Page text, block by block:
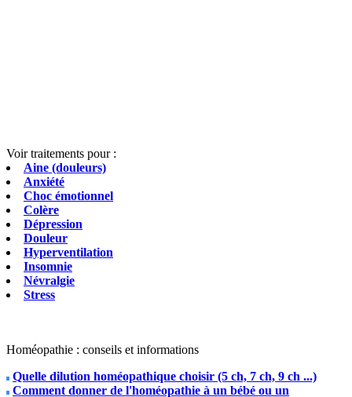
Voir traitements pour :
Aine (douleurs)
Anxiété
Choc émotionnel
Colère
Dépression
Douleur
Hyperventilation
Insomnie
Névralgie
Stress
Homéopathie : conseils et informations
Quelle dilution homéopathique choisir (5 ch, 7 ch, 9 ch ...)
Comment donner de l'homéopathie à un bébé ou un